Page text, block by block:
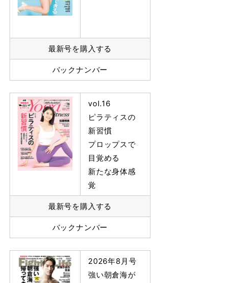
最新号を購入する
バックナンバー
vol.16
ピラティスの
新習慣
プロップスで
目覚める
新たな身体感
覚
最新号を購入する
バックナンバー
2026年8月号
強い朝倉海が